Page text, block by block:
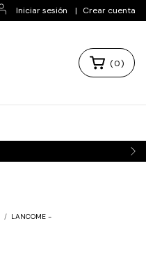
Iniciar sesión | Crear cuenta
(0)
/ LANCOME -